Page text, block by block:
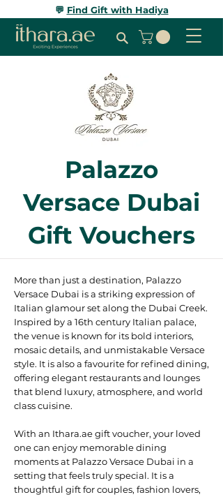
💬 Find Gift with Hadiya
Palazzo
Versace Dubai
Gift Vouchers
More than just a destination, Palazzo
Versace Dubai is a striking expression of
Italian glamour set along the Dubai Creek.
Inspired by a 16th century Italian palace,
the venue is known for its bold interiors,
mosaic details, and unmistakable Versace
style. It is also a favourite for refined dining,
offering elegant restaurants and lounges
that blend luxury, atmosphere, and world
class cuisine.
With an Ithara.ae gift voucher, your loved
one can enjoy memorable dining
moments at Palazzo Versace Dubai in a
setting that feels truly special. It is a
thoughtful gift for couples, fashion lovers,